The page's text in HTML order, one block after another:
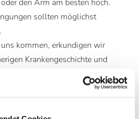
den Arm am besten hoch.
sollten möglichst
kommen, erkundigen wir
Krankengeschichte und
körperliche Untersuchung
die Prüfung und den
der Haut sowie einer